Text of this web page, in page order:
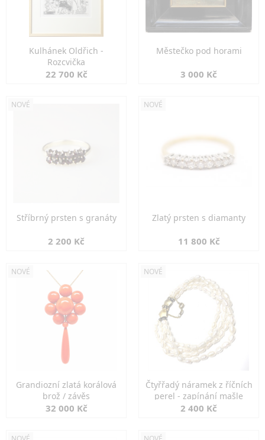
Kulhánek Oldřich -
Rozcvička
22 700 Kč
Městečko pod horami
3 000 Kč
NOVÉ
Stříbrný prsten s granáty
2 200 Kč
NOVÉ
Zlatý prsten s diamanty
11 800 Kč
NOVÉ
Grandiozní zlatá korálová
brož / závěs
32 000 Kč
NOVÉ
Čtyřřadý náramek z říčních
perel - zapínání mašle
2 400 Kč